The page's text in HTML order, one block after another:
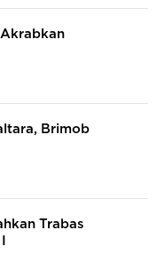
Akrabkan
Brimob
Trabas